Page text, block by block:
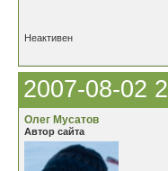
Неактивен
2007-08-02
Олег Мусатов
Автор сайта